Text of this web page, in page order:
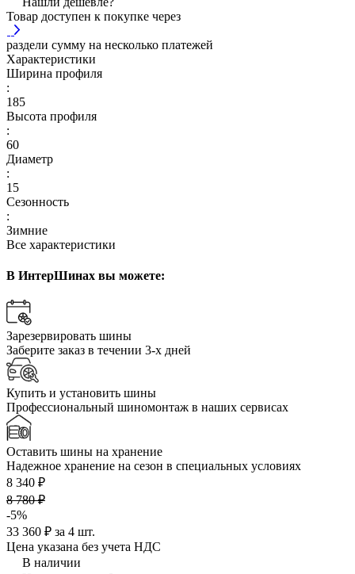
Товар доступен к покупке через
раздели сумму на несколько платежей
Характеристики
Ширина профиля
:
185
Высота профиля
:
60
Диаметр
:
15
Сезонность
:
Зимние
Все характеристики
В ИнтерШинах вы можете:
Зарезервировать шины
Заберите заказ в течении 3-х дней
Купить и установить шины
Профессиональный шиномонтаж в наших сервисах
Оставить шины на хранение
Надежное хранение на сезон в специальных условиях
8 340 ₽
8 780 ₽
-5%
33 360 ₽ за 4 шт.
Цена указана без учета НДС
В наличии